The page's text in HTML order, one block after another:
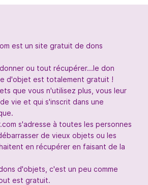
est un site gratuit de dons
ou tout récupérer...le don
d'objet est totalement gratuit !
que vous n'utilisez plus, vous leur
vie et qui s'inscrit dans une
s'adresse à toutes les personnes
de vieux objets ou les
en récupérer en faisant de la
d'objets, c'est un peu comme
est gratuit.